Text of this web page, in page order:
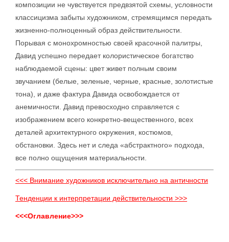
композиции не чувствуется предвзятой схемы, условности
классицизма забыты художником, стремящимся передать
жизненно-полноценный образ действительности.
Порывая с монохромностью своей красочной палитры,
Давид успешно передает колористическое богатство
наблюдаемой сцены: цвет живет полным своим
звучанием (белые, зеленые, черные, красные, золотистые
тона), и даже фактура Давида освобождается от
анемичности. Давид превосходно справляется с
изображением всего конкретно-вещественного, всех
деталей архитектурного окружения, костюмов,
обстановки. Здесь нет и следа «абстрактного» подхода,
все полно ощущения материальности.
<<< Внимание художников исключительно на античности
Тенденции к интерпретации действительности >>>
<<<Оглавление>>>